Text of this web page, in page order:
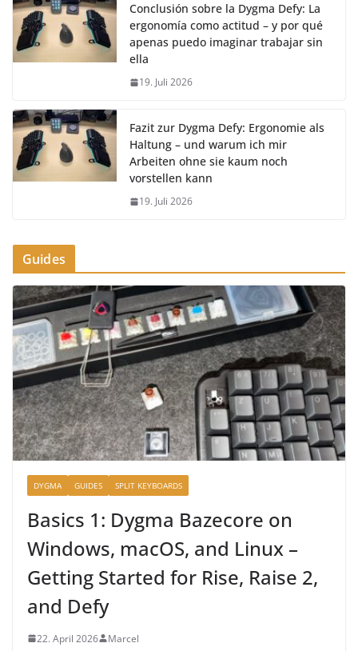
Conclusión sobre la Dygma Defy: La
ergonomía como actitud – y por qué
apenas puedo imaginar trabajar sin
ella
19. Juli 2026
Fazit zur Dygma Defy: Ergonomie als
Haltung – und warum ich mir
Arbeiten ohne sie kaum noch
vorstellen kann
19. Juli 2026
Guides
DYGMA GUIDES SPLIT KEYBOARDS
Basics 1: Dygma Bazecore on
Windows, macOS, and Linux –
Getting Started for Rise, Raise 2,
and Defy
22. April 2026 Marcel